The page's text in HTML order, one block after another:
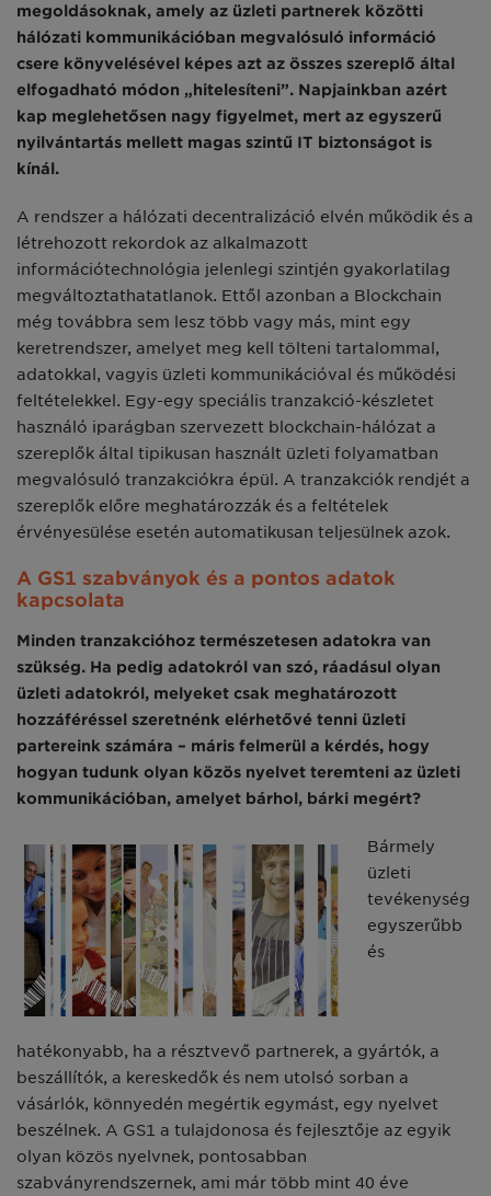
megoldásoknak, amely az üzleti partnerek közötti
hálózati kommunikációban megvalósuló információ
csere könyvelésével képes azt az összes szereplő által
elfogadható módon „hitelesíteni”. Napjainkban azért
kap meglehetősen nagy figyelmet, mert az egyszerű
nyilvántartás mellett magas szintű IT biztonságot is
kínál.
A rendszer a hálózati decentralizáció elvén működik és a
létrehozott rekordok az alkalmazott
információtechnológia jelenlegi szintjén gyakorlatilag
megváltoztathatatlanok. Ettől azonban a Blockchain
még továbbra sem lesz több vagy más, mint egy
keretrendszer, amelyet meg kell tölteni tartalommal,
adatokkal, vagyis üzleti kommunikációval és működési
feltételekkel. Egy-egy speciális tranzakció-készletet
használó iparágban szervezett blockchain-hálózat a
szereplők által tipikusan használt üzleti folyamatban
megvalósuló tranzakciókra épül. A tranzakciók rendjét a
szereplők előre meghatározzák és a feltételek
érvényesülése esetén automatikusan teljesülnek azok.
A GS1 szabványok és a pontos adatok
kapcsolata
Minden tranzakcióhoz természetesen adatokra van
szükség. Ha pedig adatokról van szó, ráadásul olyan
üzleti adatokról, melyeket csak meghatározott
hozzáféréssel szeretnénk elérhetővé tenni üzleti
partereink számára – máris felmerül a kérdés, hogy
hogyan tudunk olyan közös nyelvet teremteni az üzleti
kommunikációban, amelyet bárhol, bárki megért?
Bármely
üzleti
tevékenység
egyszerűbb
és
hatékonyabb, ha a résztvevő partnerek, a gyártók, a
beszállítók, a kereskedők és nem utolsó sorban a
vásárlók, könnyedén megértik egymást, egy nyelvet
beszélnek. A GS1 a tulajdonosa és fejlesztője az egyik
olyan közös nyelvnek, pontosabban
szabványrendszernek, ami már több mint 40 éve